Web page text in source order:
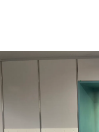
お知らせ
イベント・グッズ
会社情報